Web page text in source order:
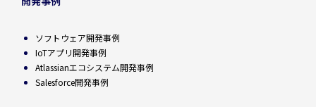
ソフトウェア開発事例
IoTアプリ開発事例
Atlassianエコシステム開発事例
Salesforce開発事例